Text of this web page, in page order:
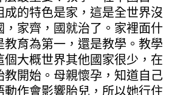
成的特色是家，這是全世界沒
，家齊，國就治了。家裡面什
教育為第一，還是教學。教學
個大概世界其他國家很少，在
教開始。母親懷孕，知道自己
動作會影響胎兒，所以她行住